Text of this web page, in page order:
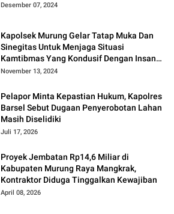
Desember 07, 2024
Kapolsek Murung Gelar Tatap Muka Dan
Sinegitas Untuk Menjaga Situasi
Kamtibmas Yang Kondusif Dengan Insan
Pers
November 13, 2024
Pelapor Minta Kepastian Hukum, Kapolres
Barsel Sebut Dugaan Penyerobotan Lahan
Masih Diselidiki
Juli 17, 2026
Proyek Jembatan Rp14,6 Miliar di
Kabupaten Murung Raya Mangkrak,
Kontraktor Diduga Tinggalkan Kewajiban
April 08, 2026